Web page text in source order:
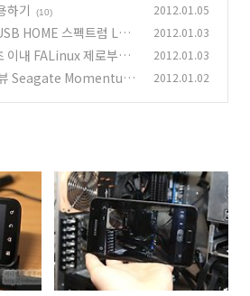
하기 (10) 2012.01.05
HOME 스펙트럼 LP4
2012.01.03
이내 FALinux 제로부트
2012.01.03
Seagate Momentus
2012.01.02